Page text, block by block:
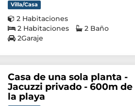
Villa/Casa
2 Habitaciones
2 Habitaciones
2 Baño
2Garaje
Casa de una sola planta -
Jacuzzi privado - 600m de
la playa